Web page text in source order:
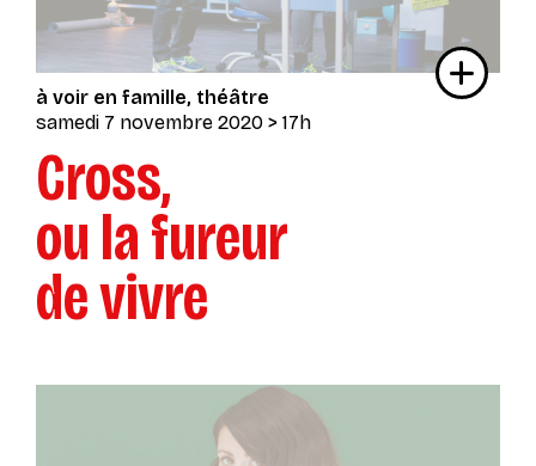
à voir en famille théâtre
samedi 7 novembre 2020 > 17h
Cross,
ou la fureur
de vivre